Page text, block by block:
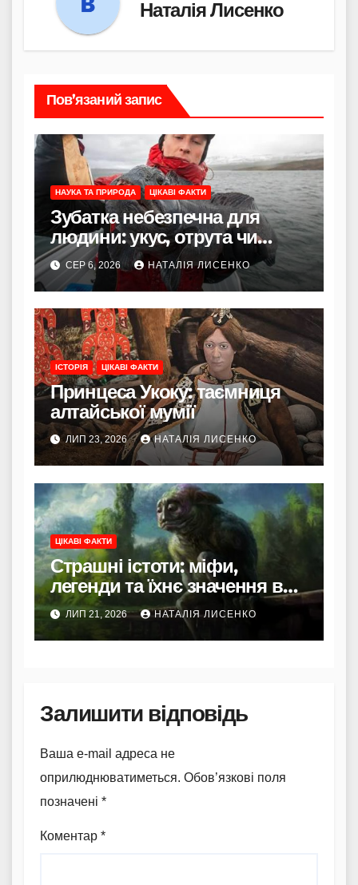
Наталія Лисенко
Пов’язаний запис
НАУКА ТА ПРИРОДА ЦІКАВІ ФАКТИ
Зубатка небезпечна для
людини: укус, отрута чи
лише зовнішність
СЕР 6, 2026 НАТАЛІЯ ЛИСЕНКО
ІСТОРІЯ ЦІКАВІ ФАКТИ
Принцеса Укоку: таємниця
алтайської мумії
ЛИП 23, 2026 НАТАЛІЯ ЛИСЕНКО
ЦІКАВІ ФАКТИ
Страшні істоти: міфи,
легенди та їхнє значення в
культурі
ЛИП 21, 2026 НАТАЛІЯ ЛИСЕНКО
Залишити відповідь
Ваша e-mail адреса не
оприлюднюватиметься. Обов’язкові поля
позначені *
Коментар *